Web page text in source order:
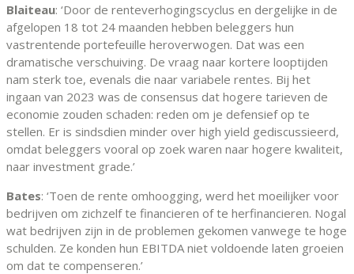
Blaiteau: ‘Door de renteverhogingscyclus en dergelijke in de
afgelopen 18 tot 24 maanden hebben beleggers hun
vastrentende portefeuille heroverwogen. Dat was een
dramatische verschuiving. De vraag naar kortere looptijden
nam sterk toe, evenals die naar variabele rentes. Bij het
ingaan van 2023 was de consensus dat hogere tarieven de
economie zouden schaden: reden om je defensief op te
stellen. Er is sindsdien minder over high yield gediscussieerd,
omdat beleggers vooral op zoek waren naar hogere kwaliteit,
naar investment grade.’
Bates: ‘Toen de rente omhoogging, werd het moeilijker voor
bedrijven om zichzelf te financieren of te herfinancieren. Nogal
wat bedrijven zijn in de problemen gekomen vanwege te hoge
schulden. Ze konden hun EBITDA niet voldoende laten groeien
om dat te compenseren.’